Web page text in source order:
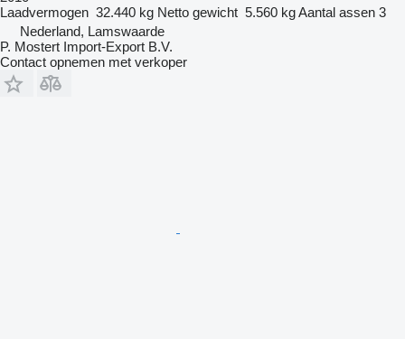
Laadvermogen 32.440 kg Netto gewicht 5.560 kgAantal assen 3
Nederland, Lamswaarde
P. Mostert Import-Export B.V.
Contact opnemen met verkoper